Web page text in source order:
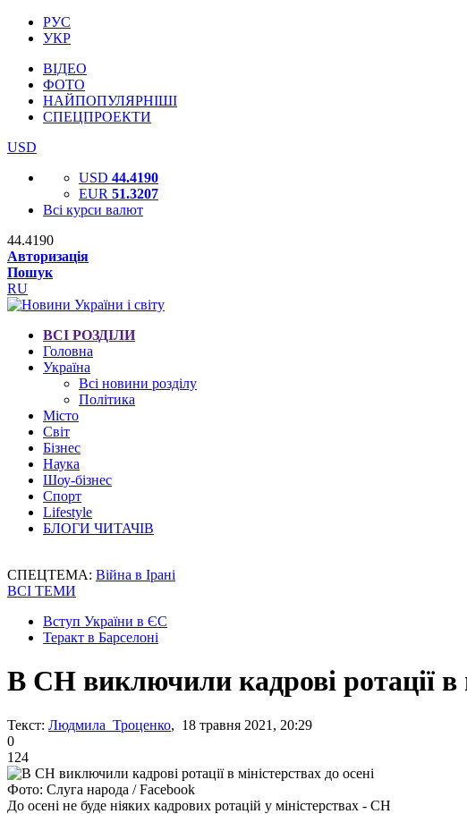
РУС
УКР
ВІДЕО
ФОТО
НАЙПОПУЛЯРНІШІ
СПЕЦПРОЕКТИ
USD
USD 44.4190
EUR 51.3207
Всі курси валют
44.4190
Авторизація
Пошук
RU
ВСІ РОЗДІЛИ
Головна
Україна
Всі новини розділу
Політика
Місто
Світ
Бізнес
Наука
Шоу-бізнес
Спорт
Lifestyle
БЛОГИ ЧИТАЧІВ
СПЕЦТЕМА: Війна в Ірані
ВСІ ТЕМИ
Вступ України в ЄС
Теракт в Барселоні
В СН виключили кадрові ротації в
Текст: Людмила Троценко, 18 травня 2021, 20:29
0
124
Фото: Слуга народа / Facebook
До осені не буде ніяких кадрових ротацій у міністерствах - СН